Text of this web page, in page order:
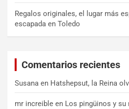
Regalos originales, el lugar más
escapada en Toledo
Comentarios recientes
Susana en Hatshepsut, la Reina
mr increible en Los pingüinos y